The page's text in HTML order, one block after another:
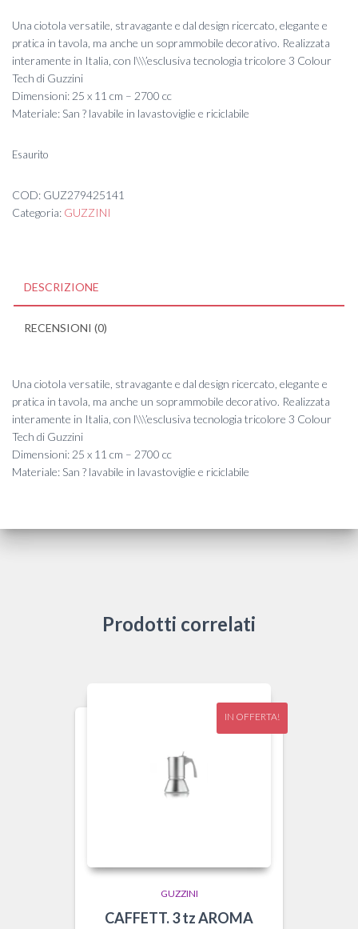
originale
era:
37,00 €.
attuale
è:
30,50 €.
Una ciotola versatile, stravagante e dal design ricercato, elegante e
pratica in tavola, ma anche un soprammobile decorativo. Realizzata
interamente in Italia, con l\\\’esclusiva tecnologia tricolore 3 Colour
Tech di Guzzini
Dimensioni: 25 x 11 cm – 2700 cc
Materiale: San ? lavabile in lavastoviglie e riciclabile
Esaurito
COD: GUZ279425141
Categoria: GUZZINI
DESCRIZIONE
RECENSIONI (0)
Una ciotola versatile, stravagante e dal design ricercato, elegante e
pratica in tavola, ma anche un soprammobile decorativo. Realizzata
interamente in Italia, con l\\\’esclusiva tecnologia tricolore 3 Colour
Tech di Guzzini
Dimensioni: 25 x 11 cm – 2700 cc
Materiale: San ? lavabile in lavastoviglie e riciclabile
Prodotti correlati
IN OFFERTA!
GUZZINI
CAFFETT. 3 tz AROMA